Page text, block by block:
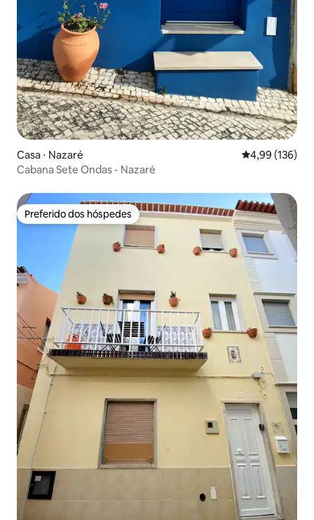
Casa ⋅ Nazaré 4,99 de uma
4,99 (136)
Cabana Sete Ondas - Nazaré
Preferido dos hóspedes
Preferido dos hóspedes